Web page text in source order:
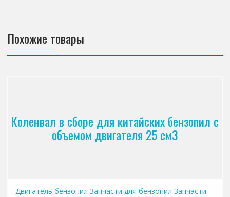
Похожие товары
Коленвал в сборе для китайских бензопил с
объемом двигателя 25 см3
Двигатель бензопил Запчасти для бензопил Запчасти